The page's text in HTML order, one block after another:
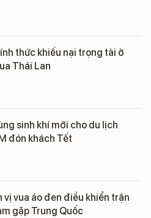
thức khiếu nại trọng tài ở
Thái Lan
sinh khí mới cho du lịch
đón khách Tết
vị vua áo đen điều khiển trận
gặp Trung Quốc